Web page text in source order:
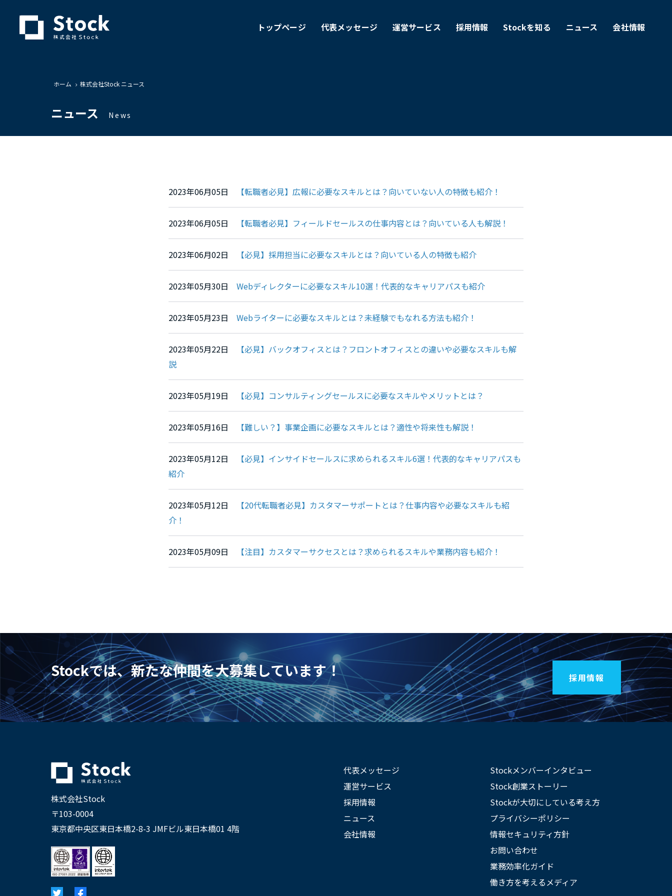
トップページ 代表メッセージ 運営サービス 採用情報 Stockを知る ニュース 会社情報
ホーム 株式会社Stock ニュース
ニュース News
2023年06月05日 【転職者必見】広報に必要なスキルとは？向いていない人の特徴も紹介！
2023年06月05日 【転職者必見】フィールドセールスの仕事内容とは？向いている人も解説！
2023年06月02日 【必見】採用担当に必要なスキルとは？向いている人の特徴も紹介
2023年05月30日 Webディレクターに必要なスキル10選！代表的なキャリアパスも紹介
2023年05月23日 Webライターに必要なスキルとは？未経験でもなれる方法も紹介！
2023年05月22日
【必見】バックオフィスとは？フロントオフィスとの違いや必要なスキルも解
説
2023年05月19日 【必見】コンサルティングセールスに必要なスキルやメリットとは？
2023年05月16日 【難しい？】事業企画に必要なスキルとは？適性や将来性も解説！
2023年05月12日
【必見】インサイドセールスに求められるスキル6選！代表的なキャリアパスも
紹介
2023年05月12日
【20代転職者必見】カスタマーサポートとは？仕事内容や必要なスキルも紹
介！
2023年05月09日 【注目】カスタマーサクセスとは？求められるスキルや業務内容も紹介！
Stockでは、新たな仲間を大募集しています！ 採用情報
株式会社Stock
〒103-0004
東京都中央区東日本橋2-8-3 JMFビル東日本橋01 4階
代表メッセージ
運営サービス
採用情報
ニュース
会社情報
Stockメンバーインタビュー
Stock創業ストーリー
Stockが大切にしている考え方
プライバシーポリシー
情報セキュリティ方針
お問い合わせ
業務効率化ガイド
働き方を考えるメディア